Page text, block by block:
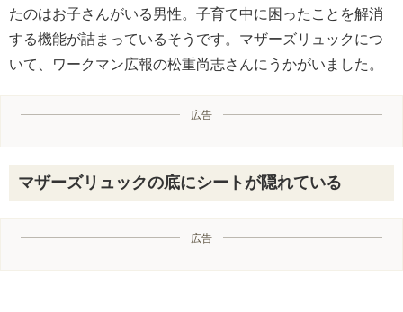
たのはお子さんがいる男性。子育て中に困ったことを解消
する機能が詰まっているそうです。マザーズリュックにつ
いて、ワークマン広報の松重尚志さんにうかがいました。
広告
マザーズリュックの底にシートが隠れている
広告